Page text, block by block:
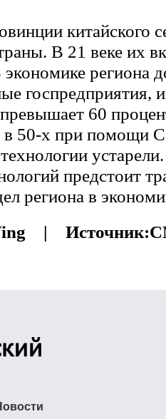
китайского
В 21 веке их
региона
госпредприятия,
60
в 50-х при помощи
предстоит
региона в
| Источник: